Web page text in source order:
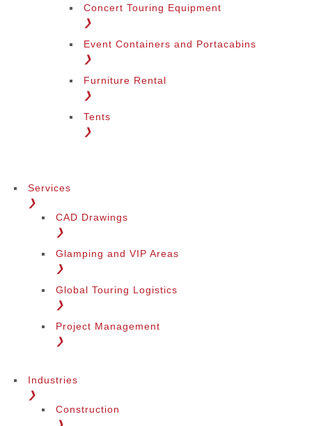
Concert Touring Equipment
❯
Event Containers and Portacabins
❯
Furniture Rental
❯
Tents
❯
Services
❯
CAD Drawings
❯
Glamping and VIP Areas
❯
Global Touring Logistics
❯
Project Management
❯
Industries
❯
Construction